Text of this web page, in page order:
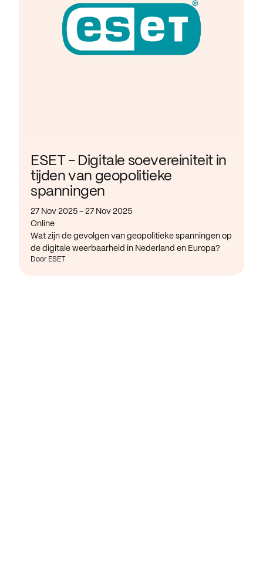
ESET - Digitale soevereiniteit in
tijden van geopolitieke
spanningen
27 Nov 2025 - 27 Nov 2025
Online
Wat zijn de gevolgen van geopolitieke spanningen op
de digitale weerbaarheid in Nederland en Europa?
Door ESET